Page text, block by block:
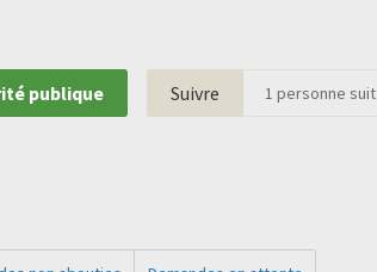
publique Suivre 1 personne suit